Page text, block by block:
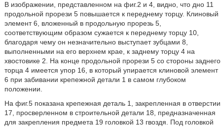
В изображении, представленном на фиг.2 и 4, видно, что дно 11
продольной прорези 5 повышается к переднему торцу. Клиновый
элемент 6, вложенный в продольную прорезь 5,
соответствующим образом сужается к переднему торцу 10,
благодаря чему он незначительно выступает зубцами 8,
выполненными на его верхнем крае, к заднему торцу 4 на
хвостовике 2. На конце продольной прорези 5 со стороны заднего
торца 4 имеется упор 16, в который упирается клиновой элемент
6 при забивании крепежной детали 1 в самом глубоком
положении.
На фиг.5 показана крепежная деталь 1, закрепленная в отверстии
17, просверленном в строительной детали 18, предназначенная
для закрепления предмета 19 головкой 13 гвоздя. Под головкой